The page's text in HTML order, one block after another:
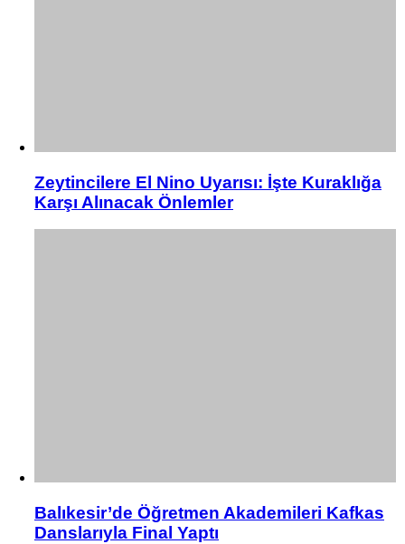
Zeytincilere El Nino Uyarısı: İşte Kuraklığa
Karşı Alınacak Önlemler
Balıkesir’de Öğretmen Akademileri Kafkas
Danslarıyla Final Yaptı